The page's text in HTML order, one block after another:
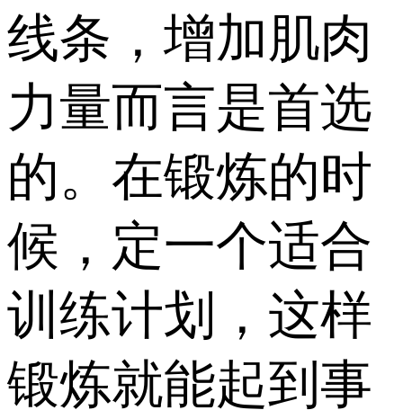
线条，增加肌肉
力量而言是首选
的。在锻炼的时
候，定一个适合
训练计划，这样
锻炼就能起到事